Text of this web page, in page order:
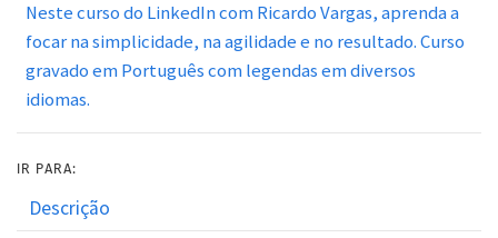
Neste curso do LinkedIn com Ricardo Vargas, aprenda a
focar na simplicidade, na agilidade e no resultado. Curso
gravado em Português com legendas em diversos
idiomas.
IR PARA:
Descrição